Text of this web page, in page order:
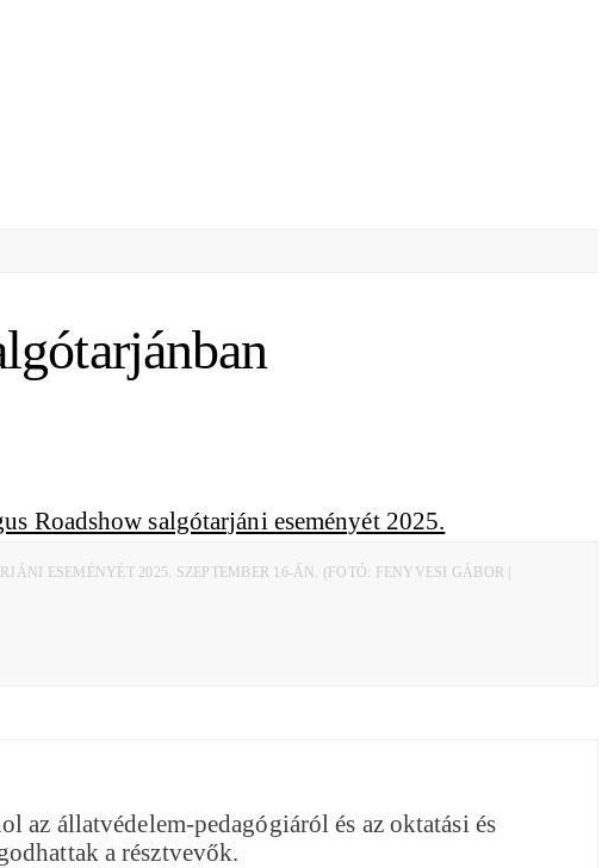
ESEMÉNYÉT 2025. SZEPTEMBER 16-ÁN. (FOTÓ: FENYVESI GÁBOR |
az állatvédelem-pedagógiáról és az oktatási és
a résztvevők.